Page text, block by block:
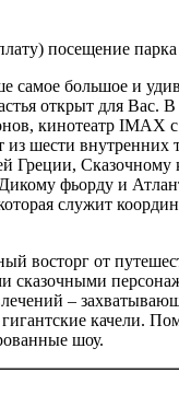
посещение
самое большое и
открыт для Вас.
кинотеатр IMAX
из шести внутренних
Греции, Сказочному
фьорду и
служит
восторг от
сказочными
–
качели.
шоу.